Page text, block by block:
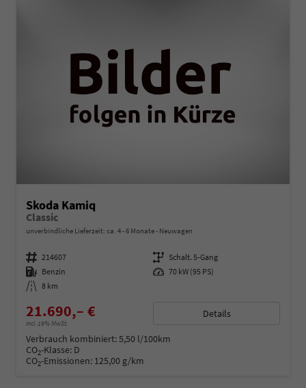
Skoda Kamiq
Classic
unverbindliche Lieferzeit: ca. 4 - 6 Monate Neuwagen
Fahrzeugnummer 214607 Getriebe Schalt. 5-Gang
Kraftstoff Benzin Leistung 70 kW (95 PS)
Kilometerstand 8 km
21.690,– €
incl. 19% MwSt.
Details
Verbrauch kombiniert:5,50 l/100km
CO2-Klasse: D
CO2-Emissionen: 125,00 g/km